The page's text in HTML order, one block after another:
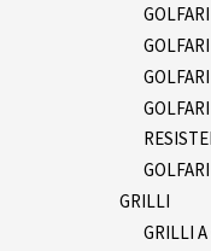
GRILLI
GRILLI